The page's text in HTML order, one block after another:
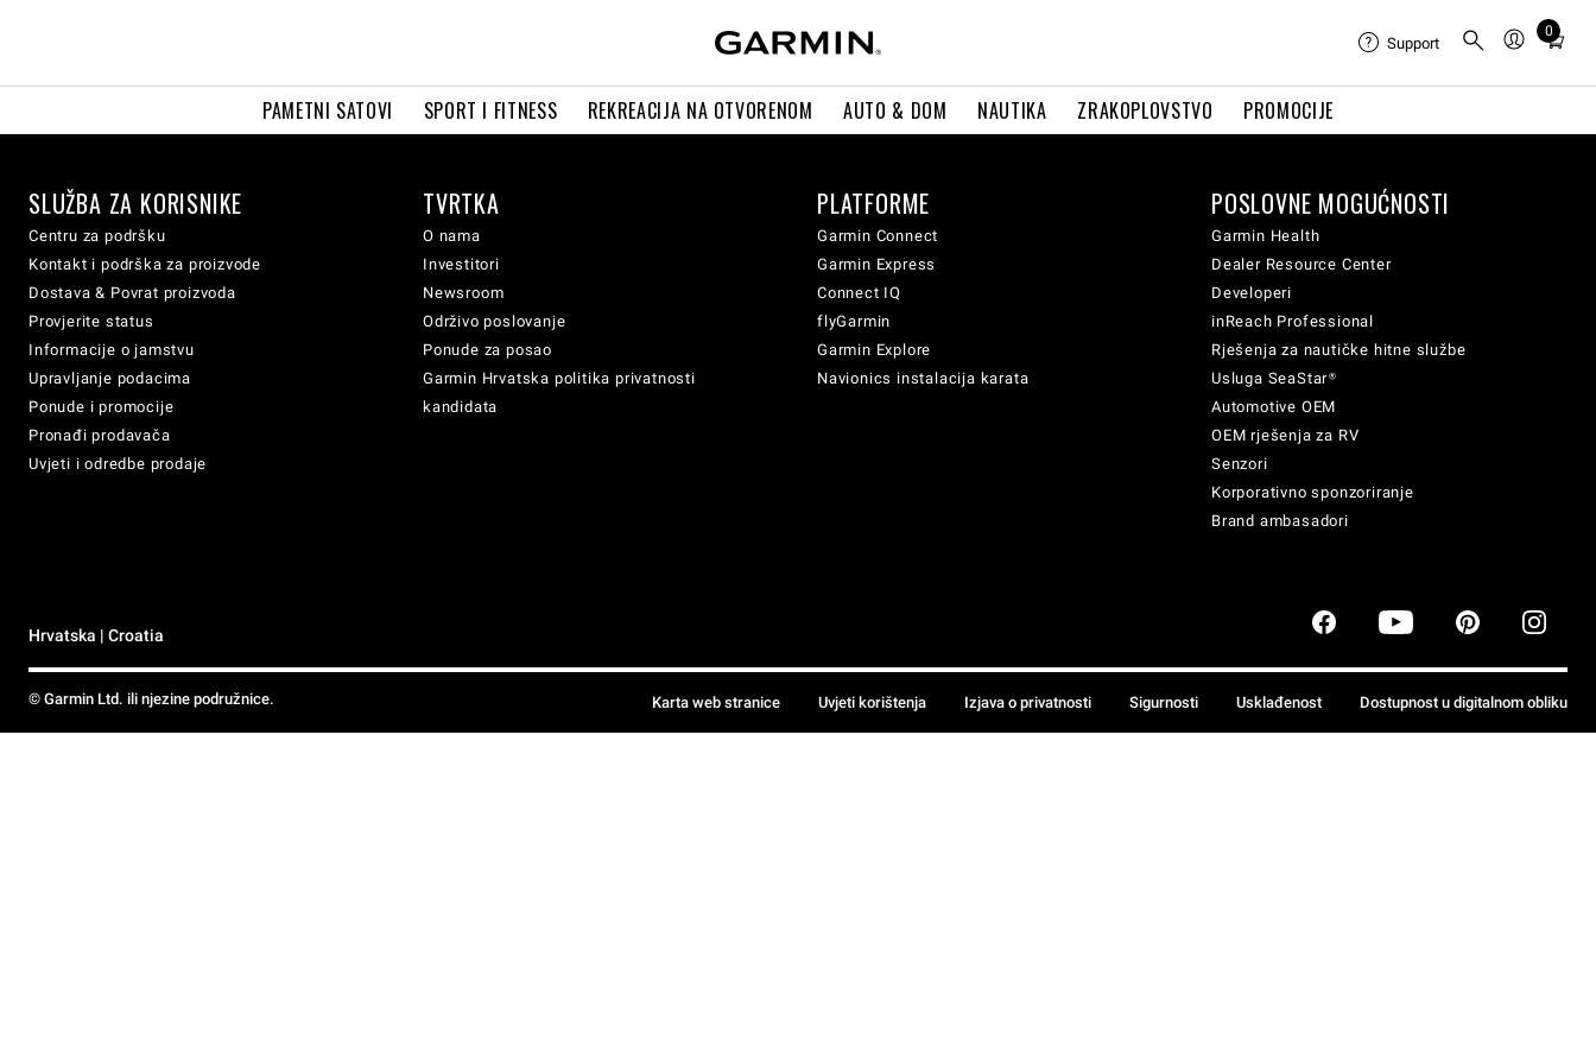
PAMETNI SATOVI SPORT I FITNESS REKREACIJA NA OTVORENOM AUTO & DOM NAUTIKA ZRAKOPLOVSTVO PROMOCIJE
Support
0
Total
cart:
SLUŽBA ZA KORISNIKE
Centru za podršku
Kontakt i podrška za proizvode
Dostava & Povrat proizvoda
Provjerite status
Informacije o jamstvu
Upravljanje podacima
Ponude i promocije
Pronađi prodavača
Uvjeti i odredbe prodaje
TVRTKA
O nama
Investitori
Newsroom
Održivo poslovanje
Ponude za posao
Garmin Hrvatska politika privatnosti
kandidata
PLATFORME
Garmin Connect
Garmin Express
Connect IQ
flyGarmin
Garmin Explore
Navionics instalacija karata
POSLOVNE MOGUĆNOSTI
Garmin Health
Dealer Resource Center
Developeri
inReach Professional
Rješenja za nautičke hitne službe
Usluga SeaStar®
Automotive OEM
OEM rješenja za RV
Senzori
Korporativno sponzoriranje
Brand ambasadori
Hrvatska | Croatia
© Garmin Ltd. ili njezine podružnice. Karta web stranice Uvjeti korištenja Izjava o privatnosti Sigurnosti Usklađenost Dostupnost u digitalnom obliku